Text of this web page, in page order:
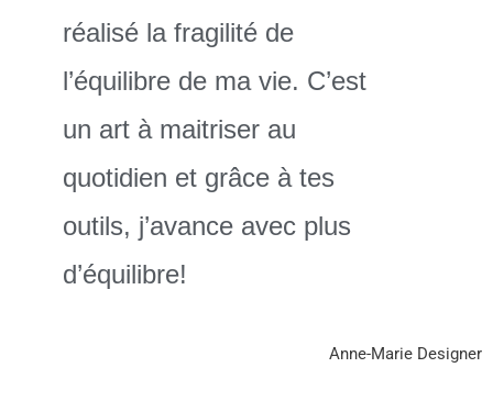
réalisé la fragilité de
l’équilibre de ma vie. C’est
un art à maitriser au
quotidien et grâce à tes
outils, j’avance avec plus
d’équilibre!
Anne-Marie Designer